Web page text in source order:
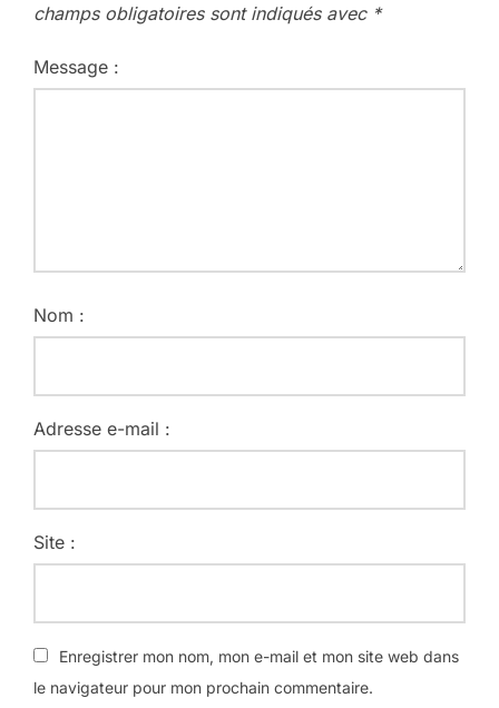
champs obligatoires sont indiqués avec *
Message :
Nom :
Adresse e-mail :
Site :
Enregistrer mon nom, mon e-mail et mon site web dans
le navigateur pour mon prochain commentaire.